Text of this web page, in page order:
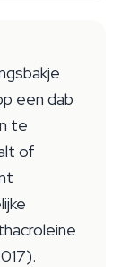
een dab
te
of